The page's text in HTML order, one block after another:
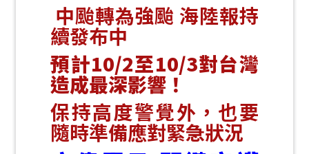
中颱轉為強颱 海陸報持
續發布中
預計10/2至10/3對台灣
造成最深影響！
保持高度警覺外，也要
隨時準備應對緊急狀況